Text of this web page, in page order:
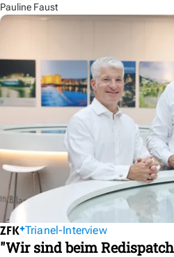
Pauline Faust
Trianel-Interview
"Wir sind beim